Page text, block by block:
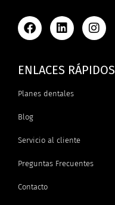
ENLACES RÁPIDOS
Planes dentales
Blog
Servicio al cliente
Preguntas Frecuentes
Contacto